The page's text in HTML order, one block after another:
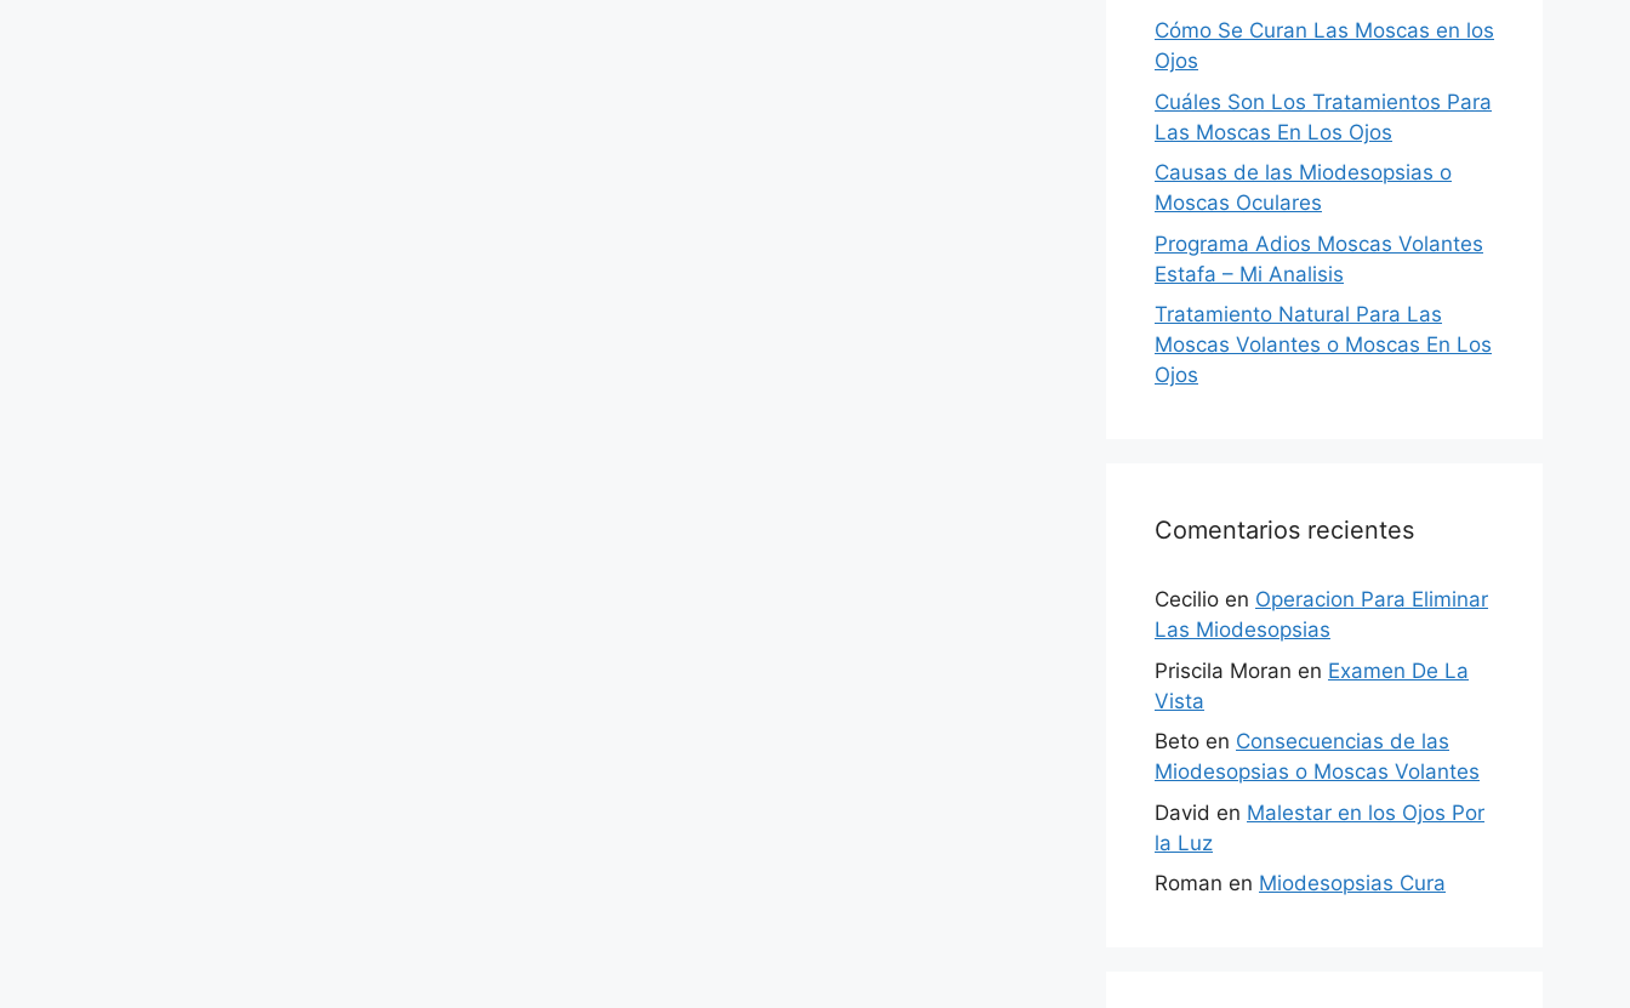
Cómo Se Curan Las Moscas en los
Ojos
Cuáles Son Los Tratamientos Para
Las Moscas En Los Ojos
Causas de las Miodesopsias o
Moscas Oculares
Programa Adios Moscas Volantes
Estafa – Mi Analisis
Tratamiento Natural Para Las
Moscas Volantes o Moscas En Los
Ojos
Comentarios recientes
Cecilio en Operacion Para Eliminar
Las Miodesopsias
Priscila Moran en Examen De La
Vista
Beto en Consecuencias de las
Miodesopsias o Moscas Volantes
David en Malestar en los Ojos Por
la Luz
Roman en Miodesopsias Cura